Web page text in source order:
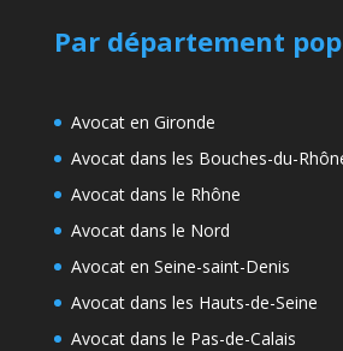
Par département
Avocat en Gironde
Avocat dans les Bouches-du-
Avocat dans le Rhône
Avocat dans le Nord
Avocat en Seine-saint-Denis
Avocat dans les Hauts-de-Seine
Avocat dans le Pas-de-Calais